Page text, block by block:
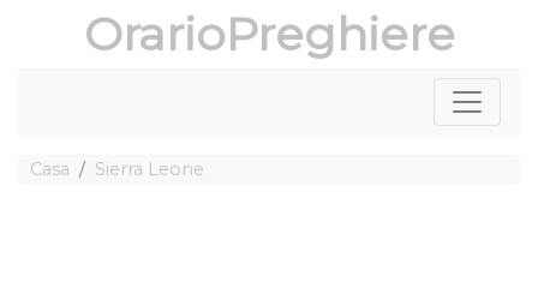
OrarioPreghiere
Casa Sierra Leone